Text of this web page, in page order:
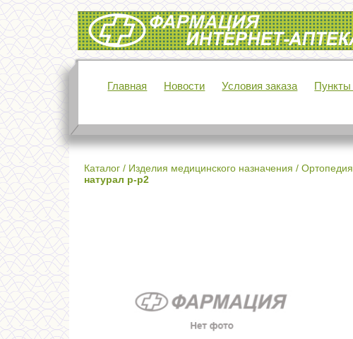
Интернет-аптека Фармация
Главная Новости Условия заказа
Каталог / Изделия медицинского назначения /
натурал р-р2